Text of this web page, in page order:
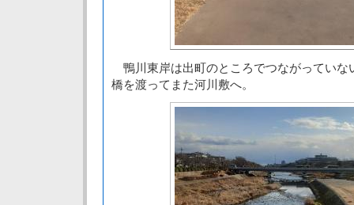
鴨川東岸は出町のところでつながっていな
橋を渡ってまた河川敷へ。